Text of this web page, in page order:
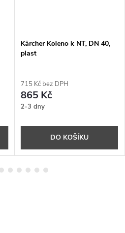
Kärcher Koleno k NT, DN 40,
plast
715 Kč bez DPH
865 Kč
2-3 dny
DO KOŠÍKU